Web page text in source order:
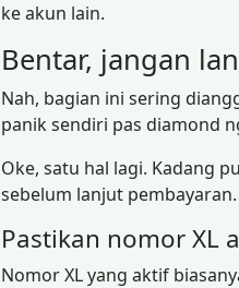
ke akun lain.
Bentar, jangan
Nah, bagian ini sering
panik sendiri pas diamond
Oke, satu hal lagi. Kadang
sebelum lanjut
Pastikan nomor XL
Nomor XL yang aktif